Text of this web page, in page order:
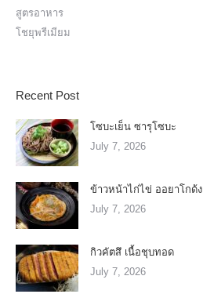
สูตรอาหาร
โชยุพรีเมียม
Recent Post
โซบะเย็น ซารุโซบะ
July 7, 2026
ข้าวหน้าไก่ไข่ ออยาโกด้ง
July 7, 2026
กิวคัตสึ เนื้อชุบทอด
July 7, 2026